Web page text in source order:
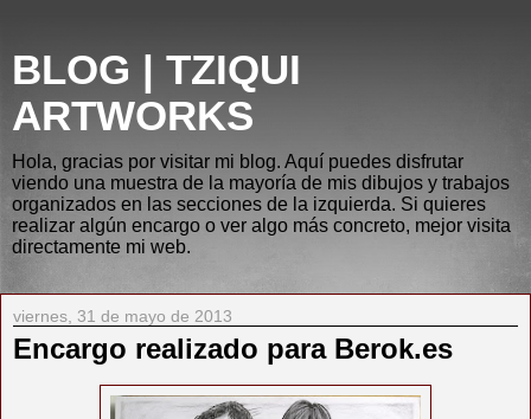
BLOG | TZIQUI
ARTWORKS
Hola, gracias por visitar mi blog. Aquí puedes disfrutar
viendo una muestra de la mayoría de mis dibujos y trabajos
organizados en las secciones de la izquierda. Si quieres
realizar algún encargo o ver algo más concreto, mejor visita
directamente mi web.
viernes, 31 de mayo de 2013
Encargo realizado para Berok.es